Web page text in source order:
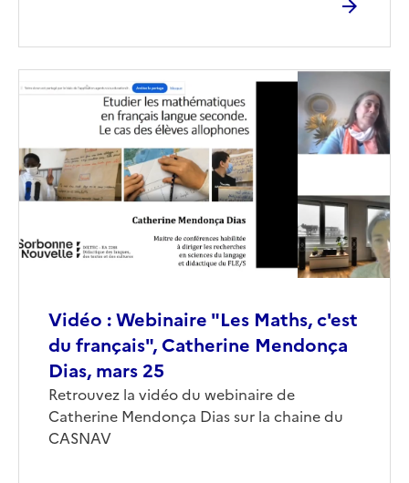
Vidéo : Webinaire "Les Maths, c'est
du français", Catherine Mendonça
Dias, mars 25
Corps
Retrouvez la vidéo du webinaire de
Catherine Mendonça Dias sur la chaine du
CASNAV
Image
(conseillée)